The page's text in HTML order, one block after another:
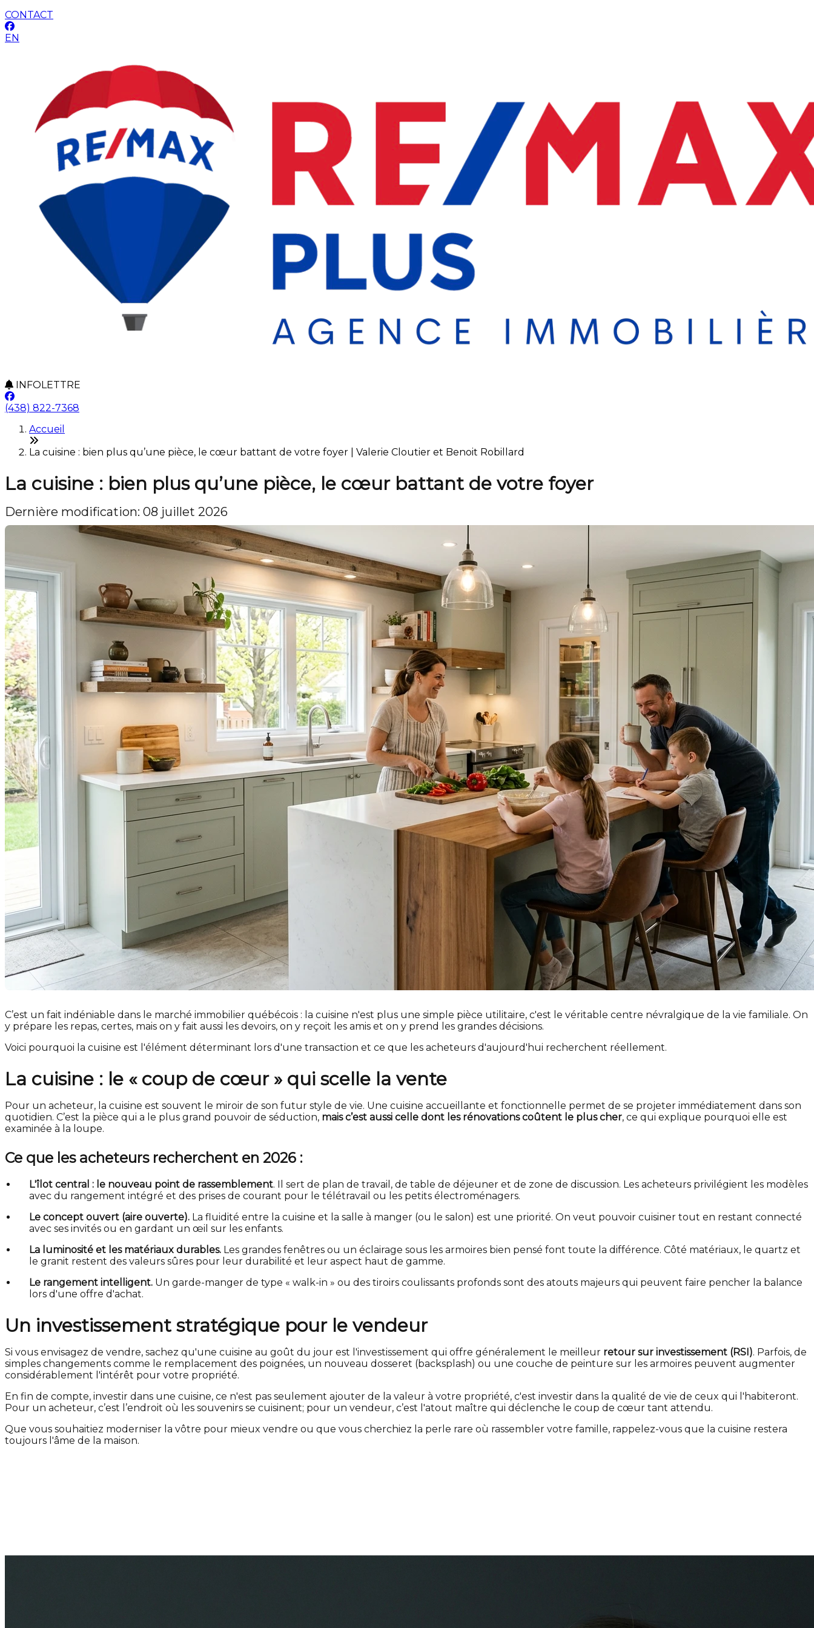
CONTACT
EN
INFOLETTRE
(438) 822-7368
Accueil
La cuisine : bien plus qu’une pièce, le cœur battant de votre foyer | Valerie Cloutier et Benoit Robillard
La cuisine : bien plus qu’une pièce, le cœur battant de votre foyer
Dernière modification: 08 juillet 2026
C’est un fait indéniable dans le marché immobilier québécois : la cuisine n'est plus une simple pièce utilitaire, c'est le véritable centre névralgique de la vie familiale. On
y prépare les repas, certes, mais on y fait aussi les devoirs, on y reçoit les amis et on y prend les grandes décisions.
Voici pourquoi la cuisine est l'élément déterminant lors d'une transaction et ce que les acheteurs d'aujourd'hui recherchent réellement.
La cuisine : le « coup de cœur » qui scelle la vente
Pour un acheteur, la cuisine est souvent le miroir de son futur style de vie. Une cuisine accueillante et fonctionnelle permet de se projeter immédiatement dans son
quotidien. C’est la pièce qui a le plus grand pouvoir de séduction, mais c’est aussi celle dont les rénovations coûtent le plus cher, ce qui explique pourquoi elle est
examinée à la loupe.
Ce que les acheteurs recherchent en 2026 :
L'îlot central : le nouveau point de rassemblement. Il sert de plan de travail, de table de déjeuner et de zone de discussion. Les acheteurs privilégient les modèles
avec du rangement intégré et des prises de courant pour le télétravail ou les petits électroménagers.
Le concept ouvert (aire ouverte). La fluidité entre la cuisine et la salle à manger (ou le salon) est une priorité. On veut pouvoir cuisiner tout en restant connecté
avec ses invités ou en gardant un œil sur les enfants.
La luminosité et les matériaux durables. Les grandes fenêtres ou un éclairage sous les armoires bien pensé font toute la différence. Côté matériaux, le quartz et
le granit restent des valeurs sûres pour leur durabilité et leur aspect haut de gamme.
Le rangement intelligent. Un garde-manger de type « walk-in » ou des tiroirs coulissants profonds sont des atouts majeurs qui peuvent faire pencher la balance
lors d'une offre d'achat.
Un investissement stratégique pour le vendeur
Si vous envisagez de vendre, sachez qu'une cuisine au goût du jour est l'investissement qui offre généralement le meilleur retour sur investissement (RSI). Parfois, de
simples changements comme le remplacement des poignées, un nouveau dosseret (backsplash) ou une couche de peinture sur les armoires peuvent augmenter
considérablement l'intérêt pour votre propriété.
En fin de compte, investir dans une cuisine, ce n'est pas seulement ajouter de la valeur à votre propriété, c'est investir dans la qualité de vie de ceux qui l'habiteront.
Pour un acheteur, c’est l’endroit où les souvenirs se cuisinent; pour un vendeur, c’est l'atout maître qui déclenche le coup de cœur tant attendu.
Que vous souhaitiez moderniser la vôtre pour mieux vendre ou que vous cherchiez la perle rare où rassembler votre famille, rappelez-vous que la cuisine restera
toujours l'âme de la maison.